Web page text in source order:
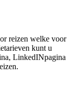
reizen welke voor
kunt u
LinkedINpagina